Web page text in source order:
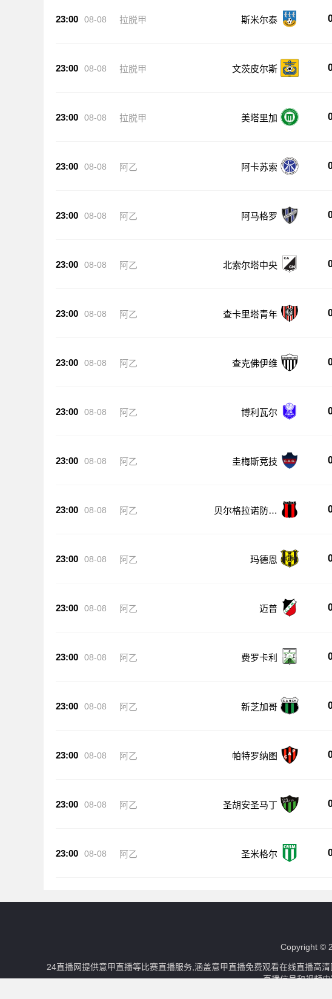
23:00 08-08 拉脱甲 斯米尔泰
23:00 08-08 拉脱甲 文茨皮尔斯
23:00 08-08 拉脱甲 美塔里加
23:00 08-08 阿乙 阿卡苏索
23:00 08-08 阿乙 阿马格罗
23:00 08-08 阿乙 北索尔塔中央
23:00 08-08 阿乙 查卡里塔青年
23:00 08-08 阿乙 查克佛伊维
23:00 08-08 阿乙 博利瓦尔
23:00 08-08 阿乙 圭梅斯竞技
23:00 08-08 阿乙
贝尔格拉诺防卫
23:00 08-08 阿乙 玛德恩
23:00 08-08 阿乙 迈普
23:00 08-08 阿乙 费罗卡利
23:00 08-08 阿乙 新芝加哥
23:00 08-08 阿乙 帕特罗纳图
23:00 08-08 阿乙 圣胡安圣马丁
23:00 08-08 阿乙 圣米格尔
Copyright ©
24直播网提供意甲直播等比赛直播服务,涵盖意甲直播免费观看在线直播高
直播信号和视频